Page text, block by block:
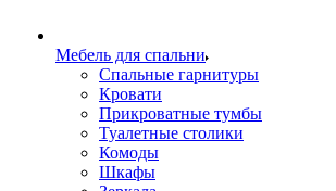
Мебель для спальни
Спальные гарнитуры
Кровати
Прикроватные тумбы
Туалетные столики
Комоды
Шкафы